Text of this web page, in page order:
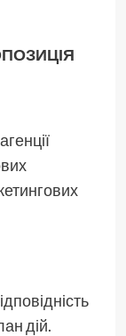
дій.